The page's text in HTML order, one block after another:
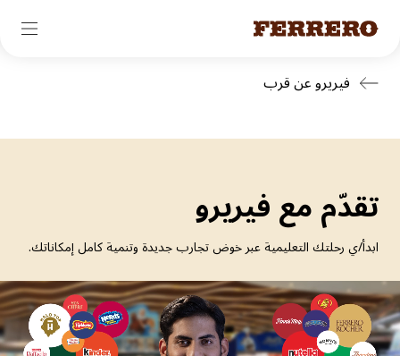
الرئيسي
فيريرو عن قرب
تقدّم مع فيريرو
ابدأ/ي رحلتك التعليمية عبر خوض تجارب جديدة وتنمية كامل إمكاناتك.